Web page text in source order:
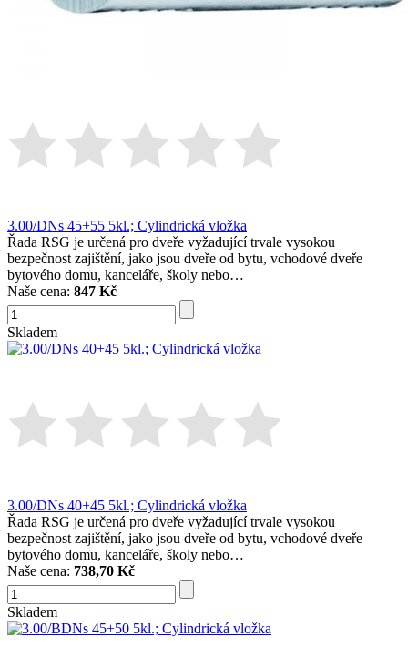
3.00/DNs 45+55 5kl.; Cylindrická vložka
Řada RSG je určená pro dveře vyžadující trvale vysokou
bezpečnost zajištění, jako jsou dveře od bytu, vchodové dveře
bytového domu, kanceláře, školy nebo…
Naše cena: 847 Kč
Skladem
3.00/DNs 40+45 5kl.; Cylindrická vložka
Řada RSG je určená pro dveře vyžadující trvale vysokou
bezpečnost zajištění, jako jsou dveře od bytu, vchodové dveře
bytového domu, kanceláře, školy nebo…
Naše cena: 738,70 Kč
Skladem